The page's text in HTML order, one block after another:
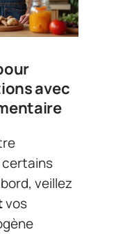
avec
veillez
vos